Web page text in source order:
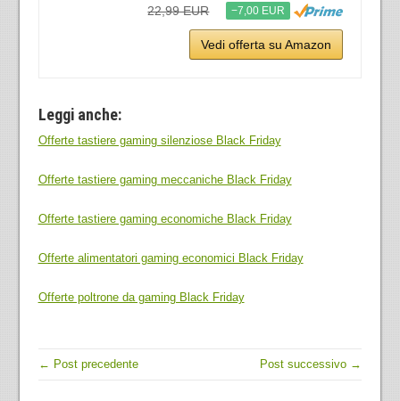
22,99 EUR −7,00 EUR
Vedi offerta su Amazon
Leggi anche:
Offerte tastiere gaming silenziose Black Friday
Offerte tastiere gaming meccaniche Black Friday
Offerte tastiere gaming economiche Black Friday
Offerte alimentatori gaming economici Black Friday
Offerte poltrone da gaming Black Friday
← Post precedente Post successivo →